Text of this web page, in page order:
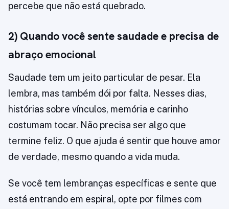
percebe que não está quebrado.
2) Quando você sente saudade e precisa de
abraço emocional
Saudade tem um jeito particular de pesar. Ela
lembra, mas também dói por falta. Nesses dias,
histórias sobre vínculos, memória e carinho
costumam tocar. Não precisa ser algo que
termine feliz. O que ajuda é sentir que houve amor
de verdade, mesmo quando a vida muda.
Se você tem lembranças específicas e sente que
está entrando em espiral, opte por filmes com